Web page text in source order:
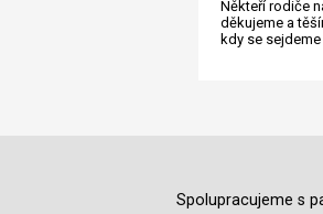
Někteří rodiče
děkujeme a
kdy se
Spolupracujeme s